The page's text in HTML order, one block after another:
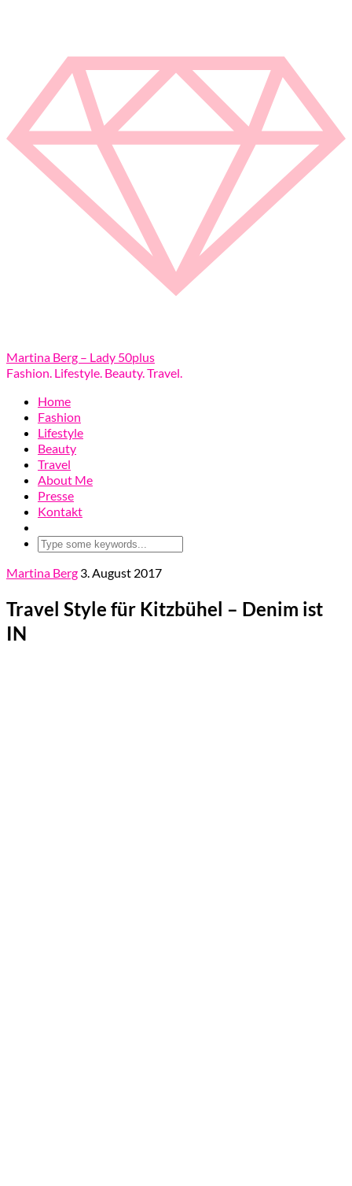
Martina Berg – Lady 50plus
Fashion. Lifestyle. Beauty. Travel.
Home
Fashion
Lifestyle
Beauty
Travel
About Me
Presse
Kontakt
Martina Berg 3. August 2017
Travel Style für Kitzbühel – Denim ist
IN